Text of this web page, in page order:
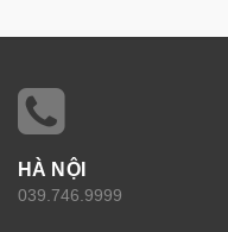
HÀ NỘI
039.746.9999